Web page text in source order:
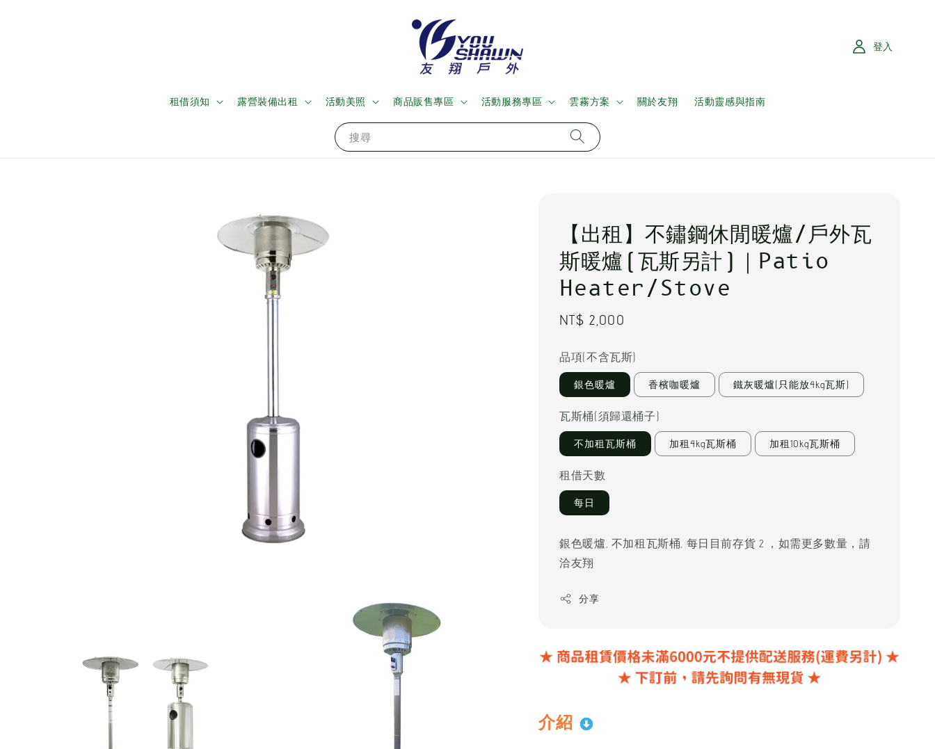
搜尋
租借須知 露營裝備出租 活動美照 商品販售專區 活動服務專區 雲霧方案 關於友翔 活動靈感與指南
登入
【出租】不鏽鋼休閒暖爐/戶外瓦
斯暖爐(瓦斯另計)｜Patio
Heater/Stove
Regular
NT$ 2,000
品項(不含瓦斯)
銀色暖爐 香檳咖暖爐 鐵灰暖爐(只能放4kg瓦斯)
瓦斯桶(須歸還桶子)
不加租瓦斯桶 加租4kg瓦斯桶 加租10kg瓦斯桶
租借天數
每日
銀色暖爐, 不加租瓦斯桶, 每日目前存貨 2 ，如需更多數量，請
洽友翔
分享
介紹